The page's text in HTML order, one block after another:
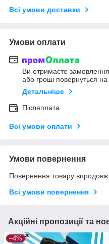
Всі умови доставки
Умови оплати
Ви отримаєте замовлення
або гроші повернуться
Детальніше
Післяплата
Всі умови оплати
Умови повернення
Повернення товару впродовж
Всі умови повернення
Акційні пропозиції та
–4%